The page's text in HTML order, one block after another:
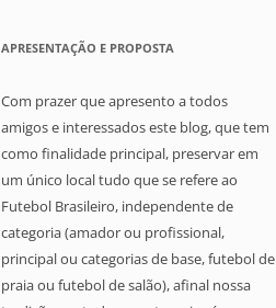
APRESENTAÇÃO E PROPOSTA
Com prazer que apresento a todos
amigos e interessados este blog, que tem
como finalidade principal, preservar em
um único local tudo que se refere ao
Futebol Brasileiro, independente de
categoria (amador ou profissional,
principal ou categorias de base, futebol de
praia ou futebol de salão), afinal nossa